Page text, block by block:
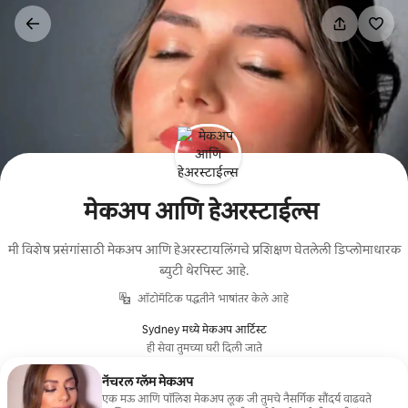
कंटेंटवर
मेकअप आणि हेअरस्टाईल्स
मी विशेष प्रसंगांसाठी मेकअप आणि हेअरस्टायलिंगचे प्रशिक्षण घेतलेली डिप्लोमाधारक
ब्युटी थेरपिस्ट आहे.
ऑटोमॅटिक पद्धतीने भाषांतर केले आहे
Sydney मध्ये मेकअप आर्टिस्ट
ही सेवा तुमच्या घरी दिली जाते
नॅचरल ग्लॅम मेकअप
एक मऊ आणि पॉलिश मेकअप लूक जी तुमचे नैसर्गिक सौंदर्य वाढवते